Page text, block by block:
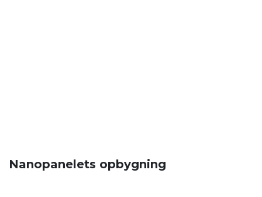
Nanopanelets opbygning